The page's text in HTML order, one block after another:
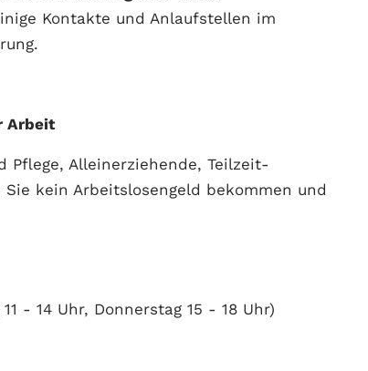
Kontakte und Anlaufstellen im
Arbeit
Pflege, Alleinerziehende, Teilzeit-
kein Arbeitslosengeld bekommen und
- 14 Uhr, Donnerstag 15 - 18 Uhr)